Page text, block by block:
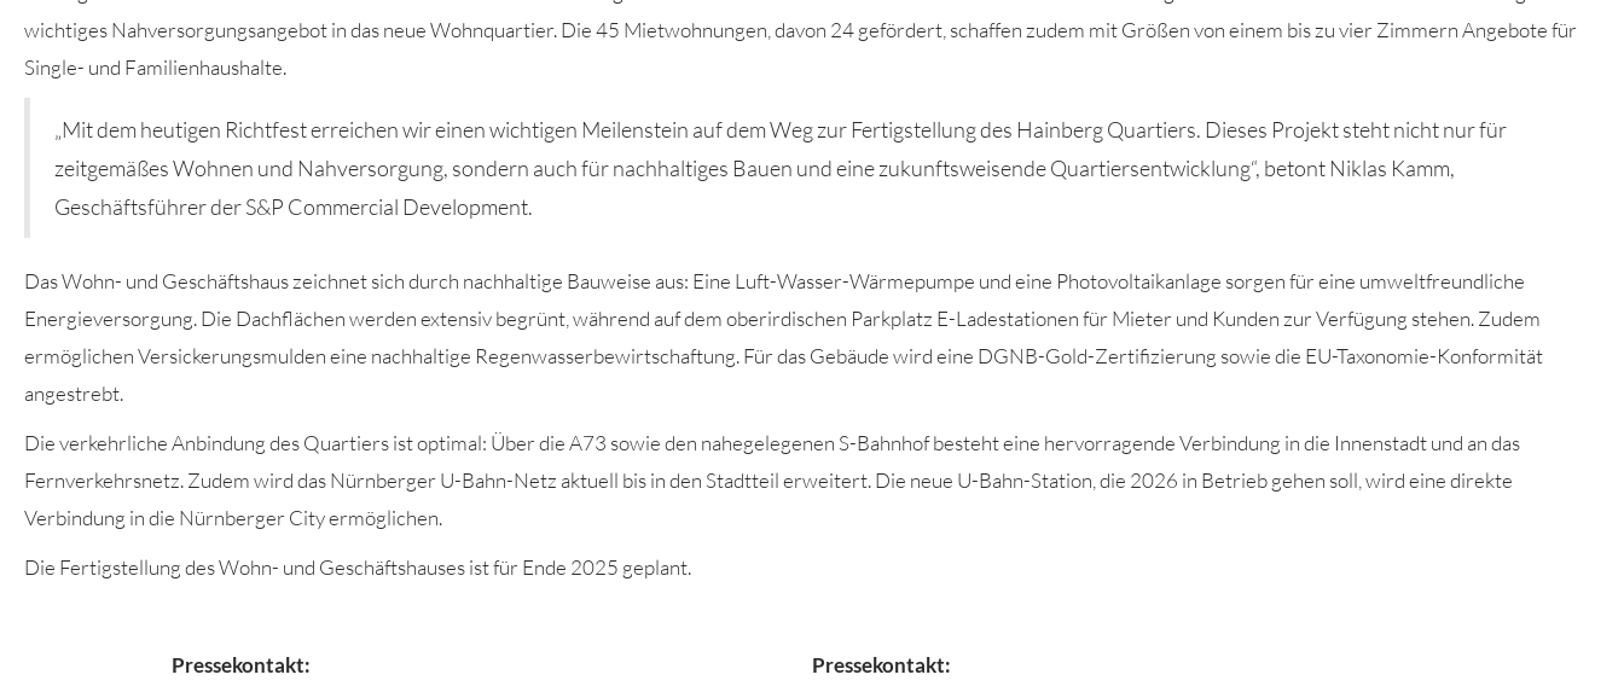
wichtiges Nahversorgungsangebot in das neue Wohnquartier. Die45 Mietwohnungen , davon 24 gefördert, schaffen zudem mit Größen von einem bis zu vier Zimmern Angebote für
Single- und Familienhaushalte.
„Mit dem heutigen Richtfest erreichen wir einen wichtigen Meilenstein auf dem Weg zur Fertigstellung des Hainberg Quartiers. Dieses Projekt steht nicht nur für
zeitgemäßes Wohnen und Nahversorgung, sondern auch für nachhaltiges Bauen und eine zukunftsweisende Quartiersentwicklung“, betont Niklas Kamm,
Geschäftsführer der S&P Commercial Development.
Das Wohn- und Geschäftshaus zeichnet sich durch nachhaltige Bauweise aus: Eine Luft-Wasser-Wärmepumpe und eine Photovoltaikanlage sorgen für eine umweltfreundliche
Energieversorgung. Die Dachflächen werden extensiv begrünt, während auf dem oberirdischen Parkplatz E-Ladestationen für Mieter und Kunden zur Verfügung stehen. Zudem
ermöglichen Versickerungsmulden eine nachhaltige Regenwasserbewirtschaftung. Für das Gebäude wird eine DGNB-Gold-Zertifizierung sowie die EU-Taxonomie-Konformität
angestrebt.
Die verkehrliche Anbindung des Quartiers ist optimal: Über die A73 sowie den nahegelegenen S-Bahnhof besteht eine hervorragende Verbindung in die Innenstadt und an das
Fernverkehrsnetz. Zudem wird das Nürnberger U-Bahn-Netz aktuell bis in den Stadtteil erweitert. Die neue U-Bahn-Station, die 2026 in Betrieb gehen soll, wird eine direkte
Verbindung in die Nürnberger City ermöglichen.
Die Fertigstellung des Wohn- und Geschäftshauses ist für Ende 2025 geplant.
Pressekontakt: Pressekontakt: